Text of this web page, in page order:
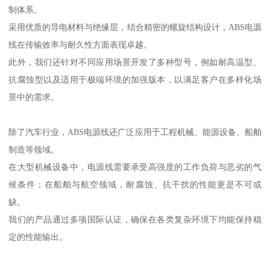
制体系。
采用优质的导电材料与绝缘层，结合精密的螺旋结构设计，ABS电源
线在传输效率与耐久性方面表现卓越。
此外，我们还针对不同应用场景开发了多种型号，例如耐高温型、
抗腐蚀型以及适用于极端环境的加强版本，以满足客户在多样化场
景中的需求。
除了汽车行业，ABS电源线还广泛应用于工程机械、能源设备、船舶
制造等领域。
在大型机械设备中，电源线需要承受高强度的工作负荷与恶劣的气
候条件；在船舶与航空领域，耐腐蚀、抗干扰的性能更是不可或
缺。
我们的产品通过多项国际认证，确保在各类复杂环境下均能保持稳
定的性能输出。